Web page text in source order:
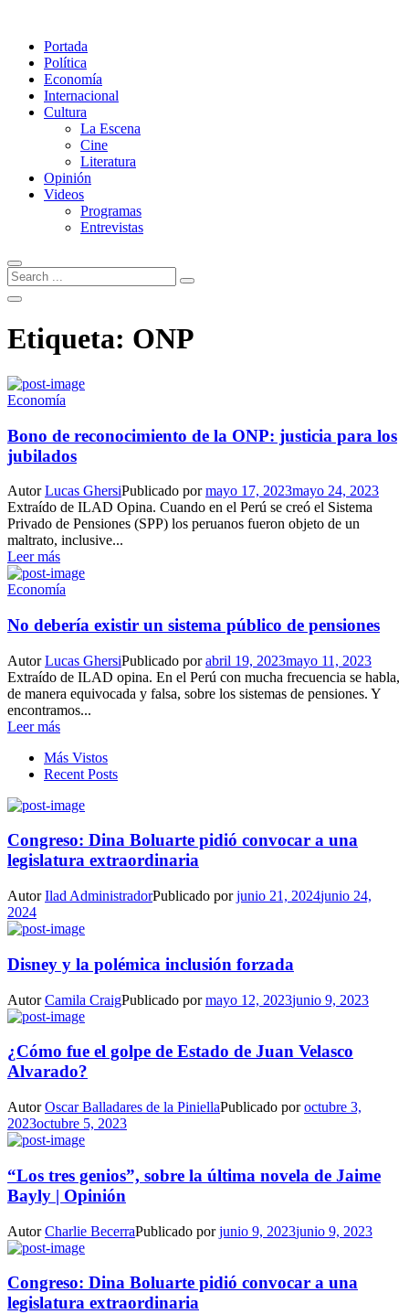
Portada
Política
Economía
Internacional
Cultura
La Escena
Cine
Literatura
Opinión
Videos
Programas
Entrevistas
Etiqueta: ONP
Economía
Bono de reconocimiento de la ONP: justicia para los
jubilados
AutorLucas GhersiPublicado pormayo 17, 2023mayo 24, 2023
Extraído de ILAD Opina. Cuando en el Perú se creó el Sistema
Privado de Pensiones (SPP) los peruanos fueron objeto de un
maltrato, inclusive...
Leer más
Economía
No debería existir un sistema público de pensiones
AutorLucas GhersiPublicado porabril 19, 2023mayo 11, 2023
Extraído de ILAD opina. En el Perú con mucha frecuencia se habla,
de manera equivocada y falsa, sobre los sistemas de pensiones. Y
encontramos...
Leer más
Más Vistos
Recent Posts
Congreso: Dina Boluarte pidió convocar a una
legislatura extraordinaria
AutorIlad AdministradorPublicado porjunio 21, 2024junio 24,
2024
Disney y la polémica inclusión forzada
AutorCamila CraigPublicado pormayo 12, 2023junio 9, 2023
¿Cómo fue el golpe de Estado de Juan Velasco
Alvarado?
AutorOscar Balladares de la PiniellaPublicado poroctubre 3,
2023octubre 5, 2023
“Los tres genios”, sobre la última novela de Jaime
Bayly | Opinión
AutorCharlie BecerraPublicado porjunio 9, 2023junio 9, 2023
Congreso: Dina Boluarte pidió convocar a una
legislatura extraordinaria